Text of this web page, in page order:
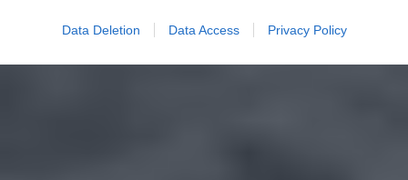
Data Deletion Data Access Privacy Policy